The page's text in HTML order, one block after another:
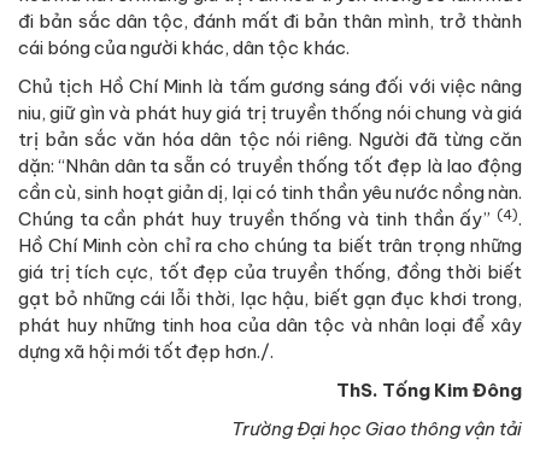
đi bản sắc dân tộc, đánh mất đi bản thân mình, trở thành
cái bóng của người khác, dân tộc khác.
Chủ tịch Hồ Chí Minh là tấm gương sáng đối với việc nâng
niu, giữ gìn và phát huy giá trị truyền thống nói chung và giá
trị bản sắc văn hóa dân tộc nói riêng. Người đã từng căn
dặn: “Nhân dân ta sẵn có truyền thống tốt đẹp là lao động
cần cù, sinh hoạt giản dị, lại có tinh thần yêu nước nồng nàn.
Chúng ta cần phát huy truyền thống và tinh thần ấy” (4).
Hồ Chí Minh còn chỉ ra cho chúng ta biết trân trọng những
giá trị tích cực, tốt đẹp của truyền thống, đồng thời biết
gạt bỏ những cái lỗi thời, lạc hậu, biết gạn đục khơi trong,
phát huy những tinh hoa của dân tộc và nhân loại để xây
dựng xã hội mới tốt đẹp hơn./.
ThS. Tống Kim Đông
Trường Đại học Giao thông vận tải